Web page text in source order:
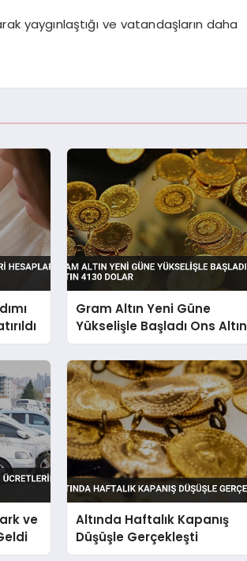
yaygınlaştığı ve vatandaşların daha
Gram Altın Yeni Güne
Yükselişle Başladı Ons Altın
4130 Dolar
ve
Altında Haftalık Kapanış
Düşüşle Gerçekleşti